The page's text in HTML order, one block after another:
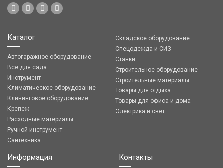
Каталог
Автогаражное оборудование
Все для сада
Инструмент
Климатическое оборудование
Клининговое оборудование
Крепеж
Расходные материалы
Ручной инструмент
Сантехника
Складское оборудование
Спецодежда и СИЗ
Станки
Строительное оборудование
Строительные материалы
Товары для отдыха
Товары для офиса и дома
Электрика и свет
Информация Контакты